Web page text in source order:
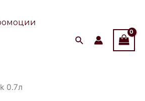
0.7л
0.7л